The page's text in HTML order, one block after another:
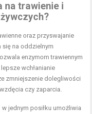
na trawienie i
oraz przyswajanie
się na oddzielnym
enzymom trawiennym
wchłanianie
zmniejszenie dolegliwości
czy zaparcia.
jednym posiłku umożliwia